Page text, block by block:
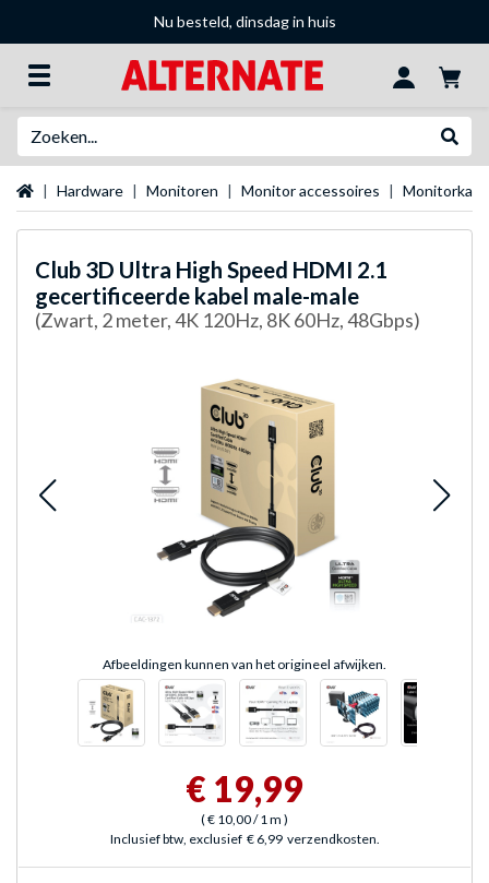
Nu besteld, dinsdag in huis
Startpagina
Hardware Monitoren Monitor accessoires
Club 3D Ultra High Speed HDMI 2.1
gecertificeerde kabel male-male
(Zwart, 2 meter, 4K 120Hz, 8K 60Hz, 48Gbps)
Afbeeldingen kunnen van het origineel afwijken.
€ 19,99
(€ 10,00/ 1 m )
Inclusief btw, exclusief € 6,99 verzendkosten.